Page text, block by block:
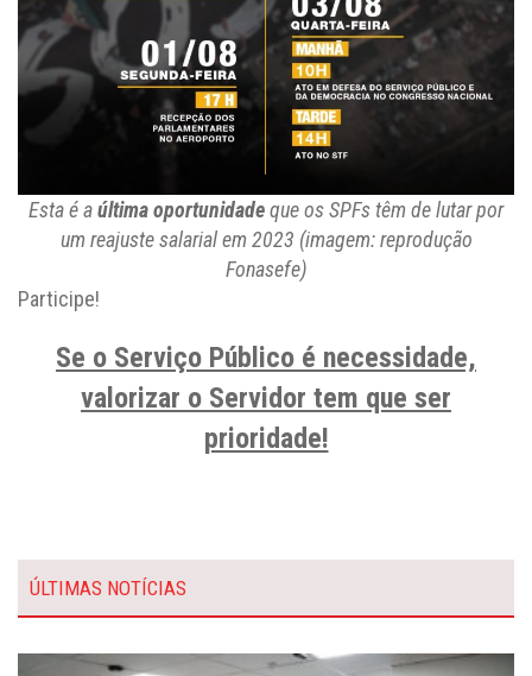
Esta é aúltima oportunidadeque os SPFs têm de lutar por
um reajuste salarial em 2023 (imagem: reprodução
Fonasefe)
Participe!
Se o Serviço Público é necessidade,
valorizar o Servidor tem que ser
prioridade!
ÚLTIMAS NOTÍCIAS